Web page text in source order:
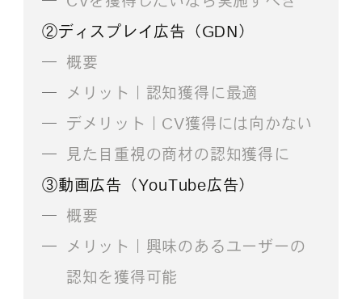
②ディスプレイ広告（GDN）
概要
メリット｜認知獲得に最適
デメリット｜CV獲得には向かない
見た目重視の商材の認知獲得に
③動画広告（YouTube広告）
概要
メリット｜興味のあるユーザーの
認知を獲得可能